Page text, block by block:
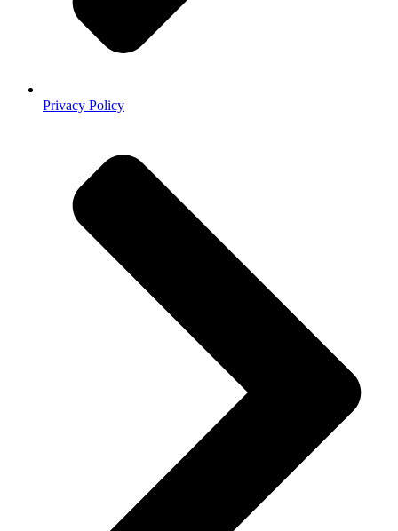
Privacy Policy